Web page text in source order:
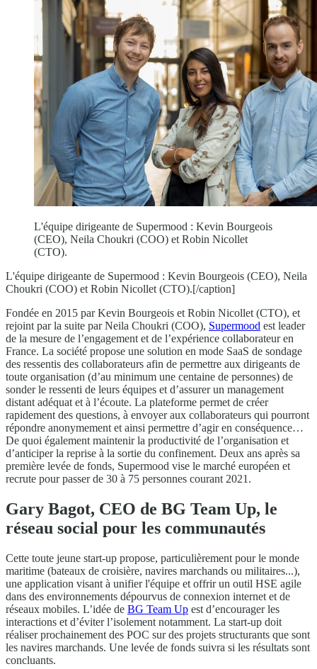
L'équipe dirigeante de Supermood : Kevin Bourgeois
(CEO), Neila Choukri (COO) et Robin Nicollet
(CTO).
L'équipe dirigeante de Supermood : Kevin Bourgeois (CEO), Neila
Choukri (COO) et Robin Nicollet (CTO).[/caption]
Fondée en 2015 par Kevin Bourgeois et Robin Nicollet (CTO), et
rejoint par la suite par Neila Choukri (COO), Supermood est leader
de la mesure de l’engagement et de l’expérience collaborateur en
France. La société propose une solution en mode SaaS de sondage
des ressentis des collaborateurs afin de permettre aux dirigeants de
toute organisation (d’au minimum une centaine de personnes) de
sonder le ressenti de leurs équipes et d’assurer un management
distant adéquat et à l’écoute. La plateforme permet de créer
rapidement des questions, à envoyer aux collaborateurs qui pourront
répondre anonymement et ainsi permettre d’agir en conséquence…
De quoi également maintenir la productivité de l’organisation et
d’anticiper la reprise à la sortie du confinement. Deux ans après sa
première levée de fonds, Supermood vise le marché européen et
recrute pour passer de 30 à 75 personnes courant 2021.
Gary Bagot, CEO de BG Team Up, le
réseau social pour les communautés
Cette toute jeune start-up propose, particulièrement pour le monde
maritime (bateaux de croisière, navires marchands ou militaires...),
une application visant à unifier l'équipe et offrir un outil HSE agile
dans des environnements dépourvus de connexion internet et de
réseaux mobiles. L’idée de BG Team Up est d’encourager les
interactions et d’éviter l’isolement notamment. La start-up doit
réaliser prochainement des POC sur des projets structurants que sont
les navires marchands. Une levée de fonds suivra si les résultats sont
concluants.